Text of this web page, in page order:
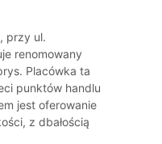
przy ul.
renomowany
Placówka ta
punktów handlu
jest oferowanie
z dbałością